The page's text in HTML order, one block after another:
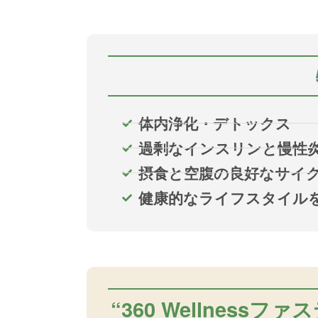
体内浄化・デトックス
過剰なインスリンと慢性
摂食と空腹の良好なサイ
健康的なライフスタイル
“360 Wellnessファ